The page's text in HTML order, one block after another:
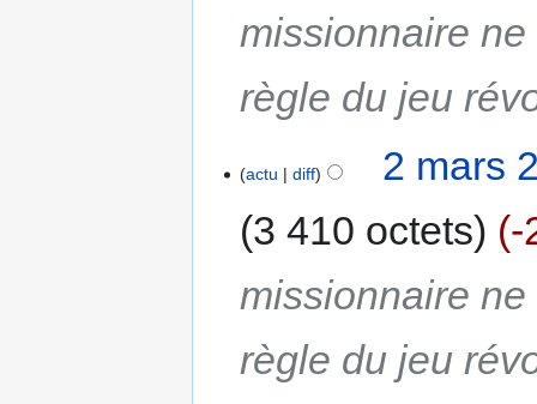
missionnaire
règle du jeu
actu diff
2 mars
3 410 octets
-
missionnaire
règle du jeu